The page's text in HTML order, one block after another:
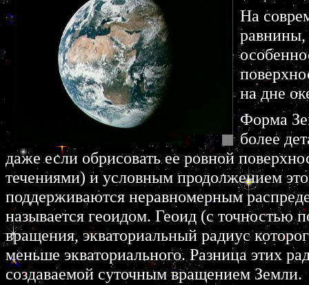
На
равнины,
на дне
Форма
более
даже если обрисовать ее ровной
течениями) и условным продолжением
поддерживаются неравномерным
называется геоидом. Геоид (с точностью
вращения, экваториальный радиус
меньше экваториального. Разница этих
создаваемой суточным вращением Земли.